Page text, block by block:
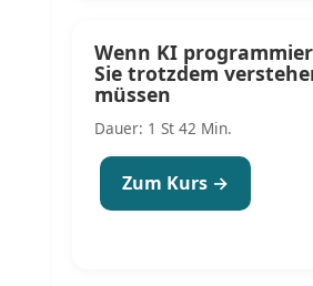
Wenn KI
Sie trotzdem
müssen
Dauer: 1 St 42 Min.
Zum Kurs →